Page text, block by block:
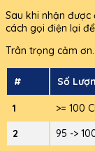
Sau khi nhận
cách gọi điện lại
Trân trọng cảm ơn.
# Số
1 >= 100
2
95 ->